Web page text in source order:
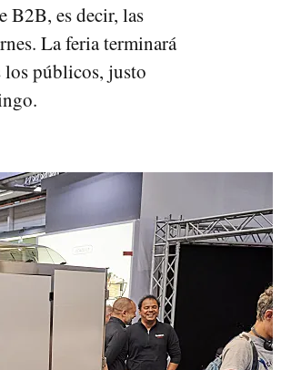
B2B, es decir, las
La feria terminará
los públicos, justo